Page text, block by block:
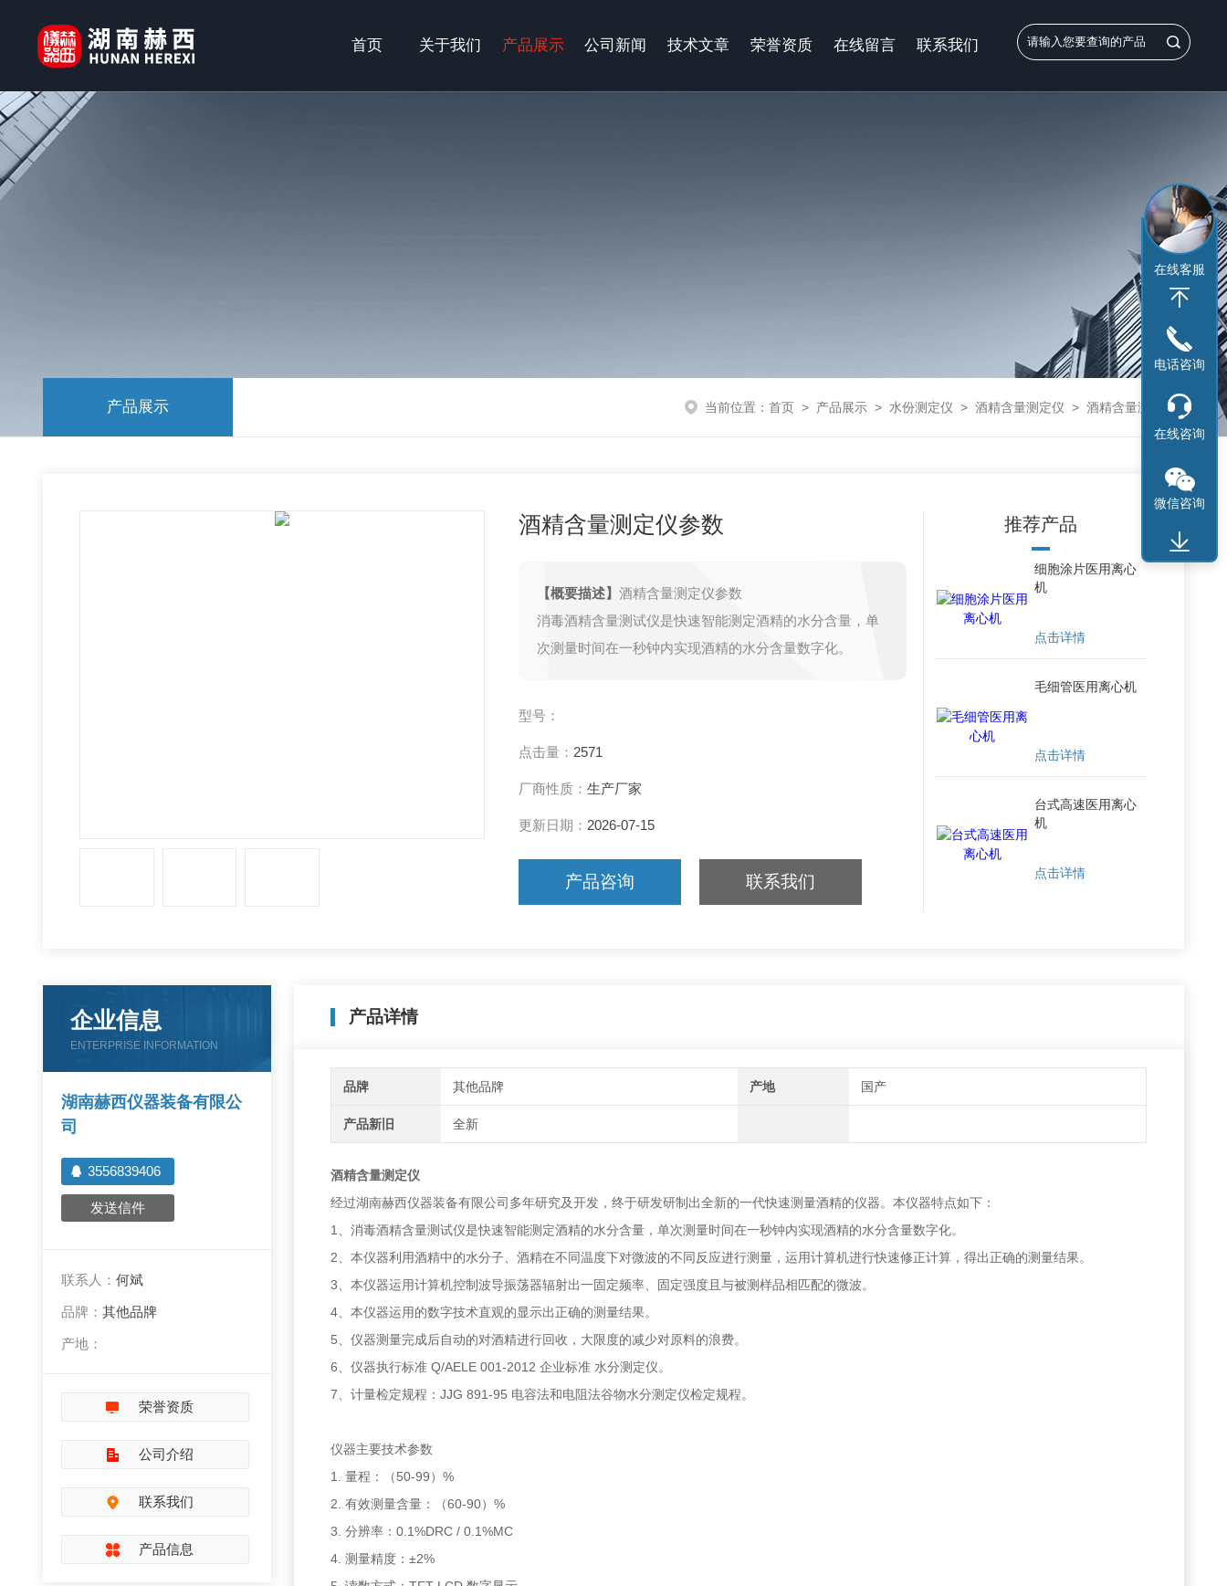
首页 关于我们 产品展示 公司新闻 技术文章 荣誉资质 在线留言 联系我们
产品展示 当前位置： 首页 > 产品展示 > 水份测定仪 > 酒精含量测定仪 > 酒精含量测定仪参数
酒精含量测定仪参数
【概要描述】 酒精含量测定仪参数
消毒酒精含量测试仪是快速智能测定酒精的水分含量，单
次测量时间在一秒钟内实现酒精的水分含量数字化。
型号：
点击量： 2571
厂商性质： 生产厂家
更新日期： 2026-07-15
产品咨询 联系我们
推荐产品
细胞涂片医用离心
机
点击详情
毛细管医用离心机
点击详情
台式高速医用离心
机
点击详情
产品详情
品牌 其他品牌 产地 国产
产品新旧 全新
酒精含量测定仪
经过湖南赫西仪器装备有限公司多年研究及开发，终于研发研制出全新的一代快速测量酒精的仪器。本仪器特点如下：
1、消毒酒精含量测试仪是快速智能测定酒精的水分含量，单次测量时间在一秒钟内实现酒精的水分含量数字化。
2、本仪器利用酒精中的水分子、酒精在不同温度下对微波的不同反应进行测量，运用计算机进行快速修正计算，得出正确的测量结果。
3、本仪器运用计算机控制波导振荡器辐射出一固定频率、固定强度且与被测样品相匹配的微波。
4、本仪器运用的数字技术直观的显示出正确的测量结果。
5、仪器测量完成后自动的对酒精进行回收，大限度的减少对原料的浪费。
6、仪器执行标准 Q/AELE 001-2012 企业标准 水分测定仪。
7、计量检定规程：JJG 891-95 电容法和电阻法谷物水分测定仪检定规程。
仪器主要技术参数
1. 量程：（50-99）%
2. 有效测量含量：（60-90）%
3. 分辨率：0.1%DRC / 0.1%MC
4. 测量精度：±2%
企业信息
ENTERPRISE INFORMATION
湖南赫西仪器装备有限公
司
3556839406
发送信件
联系人：何斌
品牌：其他品牌
产地：
荣誉资质
公司介绍
联系我们
产品信息
在线客服
电话咨询
在线咨询
微信咨询